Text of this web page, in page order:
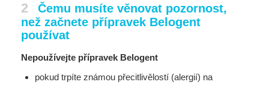
2
Čemu musíte věnovat pozornost,
než začnete přípravek Belogent
používat
Nepoužívejte přípravek Belogent
pokud trpíte známou přecitlivělostí (alergií) na